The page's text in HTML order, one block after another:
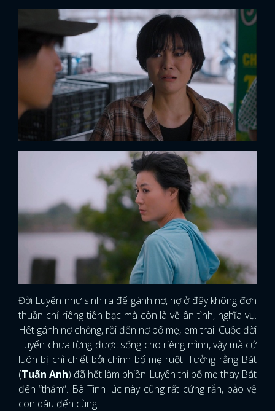
Đời Luyến như sinh ra để gánh nợ, nợ ở đây không đơn
thuần chỉ riêng tiền bạc mà còn là về ân tình, nghĩa vụ.
Hết gánh nợ chồng, rồi đến nợ bố mẹ, em trai. Cuộc đời
Luyến chưa từng được sống cho riêng mình, vậy mà cứ
luôn bị chì chiết bởi chính bố mẹ ruột. Tưởng rằng Bát
(Tuấn Anh) đã hết làm phiền Luyến thì bố mẹ thay Bát
đến “thăm”. Bà Tình lúc này cũng rất cứng rắn, bảo vệ
con dâu đến cùng.